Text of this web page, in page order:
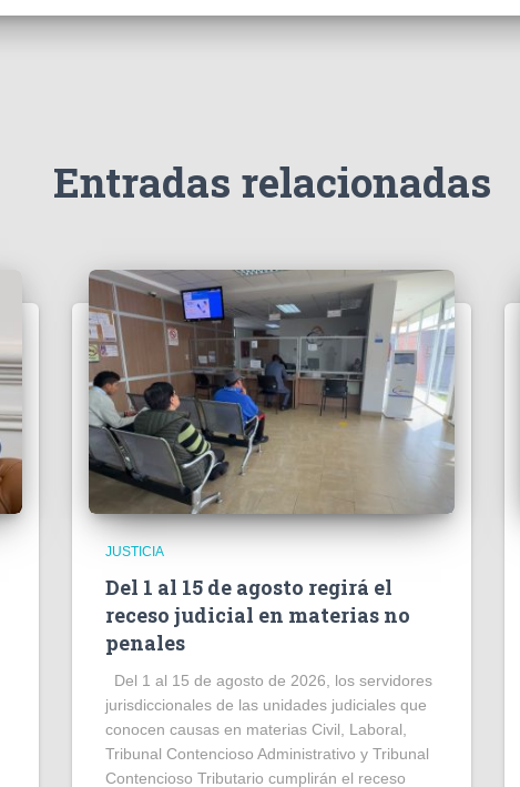
Entradas relacionadas
JUSTICIA
Del 1 al 15 de agosto regirá el
receso judicial en materias no
penales
Del 1 al 15 de agosto de 2026, los servidores
jurisdiccionales de las unidades judiciales que
conocen causas en materias Civil, Laboral,
Tribunal Contencioso Administrativo y Tribunal
Contencioso Tributario cumplirán el receso